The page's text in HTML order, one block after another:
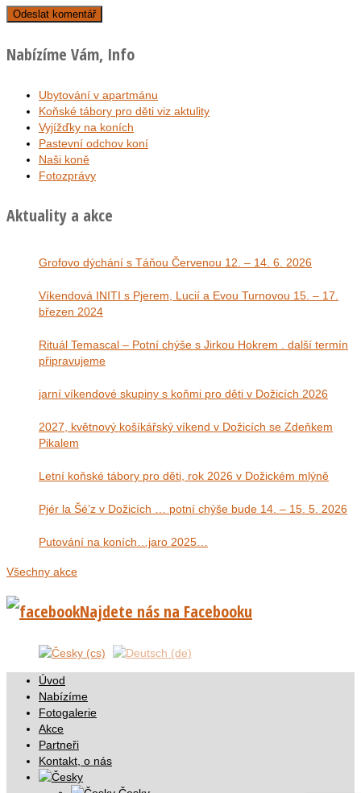
Nabízíme Vám, Info
Ubytování v apartmánu
Koňské tábory pro děti viz aktulity
Vyjížďky na koních
Pastevní odchov koní
Naši koně
Fotozprávy
Aktuality a akce
Grofovo dýchání s Táňou Červenou 12. – 14. 6. 2026
Víkendová INITI s Pjerem, Lucií a Evou Turnovou 15. – 17.
březen 2024
Rituál Temascal – Potní chýše s Jirkou Hokrem . další termín
připravujeme
jarní víkendové skupiny s koňmi pro děti v Dožicích 2026
2027, květnový košíkářský víkend v Dožicích se Zdeňkem
Pikalem
Letní koňské tábory pro děti, rok 2026 v Dožickém mlýně
Pjér la Šé’z v Dožicích … potní chýše bude 14. – 15. 5. 2026
Putování na koních…jaro 2025…
Všechny akce
Najdete nás na Facebooku
Úvod
Nabízíme
Fotogalerie
Akce
Partneři
Kontakt, o nás